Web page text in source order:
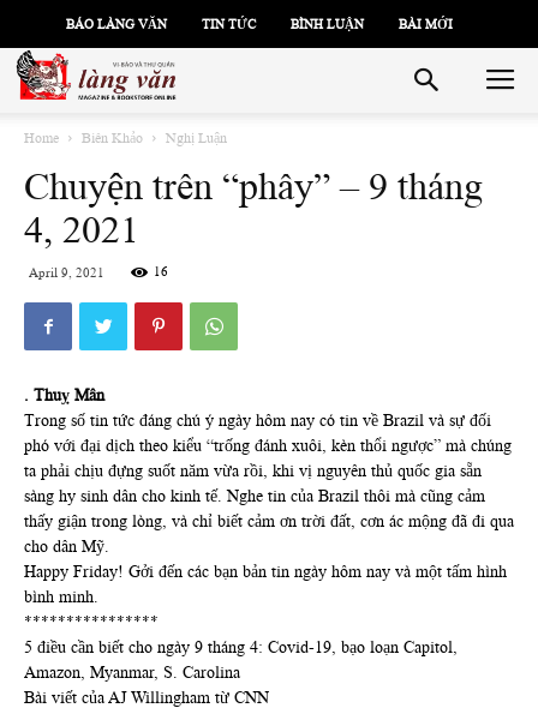
BÁO LÀNG VĂN TIN TỨC BÌNH LUẬN BÀI MỚI
Home Biên Khảo Nghị Luận
Chuyện trên “phây” – 9 tháng
4, 2021
April 9, 2021 16
. Thuỵ Mân
Trong số tin tức đáng chú ý ngày hôm nay có tin về Brazil và sự đối
phó với đại dịch theo kiểu “trống đánh xuôi, kèn thổi ngược” mà chúng
ta phải chịu đựng suốt năm vừa rồi, khi vị nguyên thủ quốc gia sẵn
sàng hy sinh dân cho kinh tế. Nghe tin của Brazil thôi mà cũng cảm
thấy giận trong lòng, và chỉ biết cảm ơn trời đất, cơn ác mộng đã đi qua
cho dân Mỹ.
Happy Friday! Gởi đến các bạn bản tin ngày hôm nay và một tấm hình
bình minh.
****************
5 điều cần biết cho ngày 9 tháng 4: Covid-19, bạo loạn Capitol,
Amazon, Myanmar, S. Carolina
Bài viết của AJ Willingham từ CNN